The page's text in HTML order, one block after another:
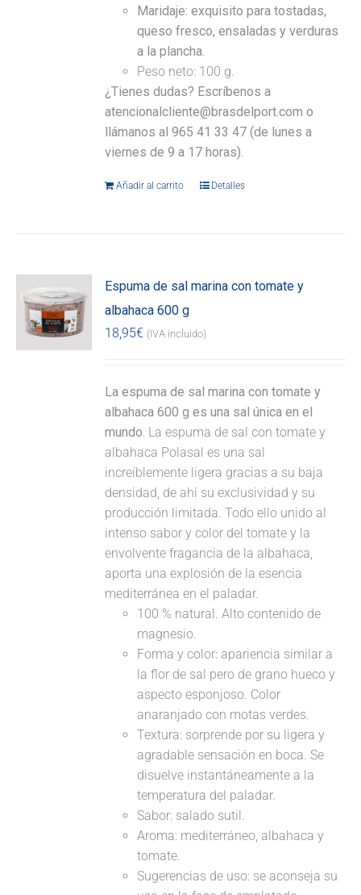
Maridaje: exquisito para tostadas,
queso fresco, ensaladas y verduras
a la plancha.
Peso neto: 100 g.
¿Tienes dudas? Escríbenos a
atencionalcliente@brasdelport.com o
llámanos al 965 41 33 47 (de lunes a
viernes de 9 a 17 horas).
Añadir al carrito Detalles
Espuma de sal marina con tomate y
albahaca 600 g
18,95€ (IVA incluido)
La espuma de sal marina con tomate y
albahaca 600 g es una sal única en el
mundo. La espuma de sal con tomate y
albahaca Polasal es una sal
increíblemente ligera gracias a su baja
densidad, de ahí su exclusividad y su
producción limitada. Todo ello unido al
intenso sabor y color del tomate y la
envolvente fragancia de la albahaca,
aporta una explosión de la esencia
mediterránea en el paladar.
100 % natural. Alto contenido de
magnesio.
Forma y color: apariencia similar a
la flor de sal pero de grano hueco y
aspecto esponjoso. Color
anaranjado con motas verdes.
Textura: sorprende por su ligera y
agradable sensación en boca. Se
disuelve instantáneamente a la
temperatura del paladar.
Sabor: salado sutil.
Aroma: mediterráneo, albahaca y
tomate.
Sugerencias de uso: se aconseja su